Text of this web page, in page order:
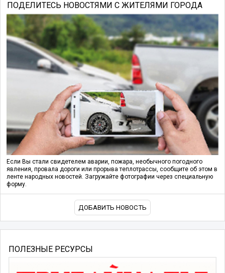
ПОДЕЛИТЕСЬ НОВОСТЯМИ С ЖИТЕЛЯМИ ГОРОДА
Если Вы стали свидетелем аварии, пожара, необычного погодного
явления, провала дороги или прорыва теплотрассы, сообщите об этом в
ленте народных новостей. Загружайте фотографии через специальную
форму.
ДОБАВИТЬ НОВОСТЬ
ПОЛЕЗНЫЕ РЕСУРСЫ